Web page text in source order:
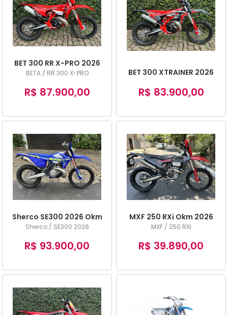
BET 300 RR X-PRO 2026
BETA / RR 300 X-PRO
R$ 87.900,00
BET 300 XTRAINER 2026
R$ 83.900,00
Sherco SE300 2026 Okm
Sherco / SE300 2026
R$ 93.900,00
MXF 250 RXi Okm 2026
MXF / 250 RXi
R$ 39.890,00